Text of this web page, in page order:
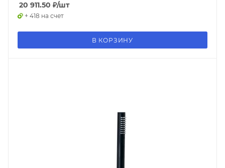
20 911.50 ₽/шт
+ 418 на счет
В КОРЗИНУ